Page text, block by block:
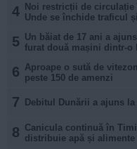
4
Noi restricții de
Unde se închide traficul
5
Un băiat de 17 ani a
furat două mașini dintr-o
6 Aproape o sută de
peste 150 de amenzi
7 Debitul Dunării a ajuns
8 Canicula continuă în
distribuie apă și